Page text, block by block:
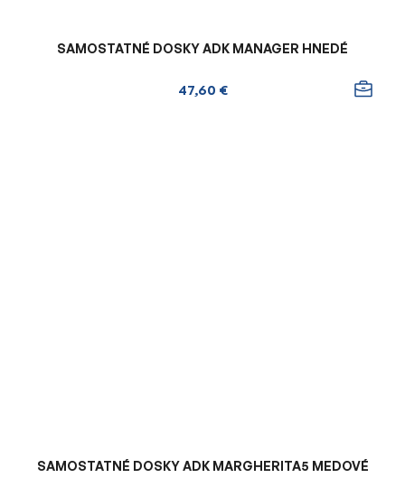
SAMOSTATNÉ DOSKY ADK MANAGER HNEDÉ
47,60 €
SAMOSTATNÉ DOSKY ADK MARGHERITA5 MEDOVÉ